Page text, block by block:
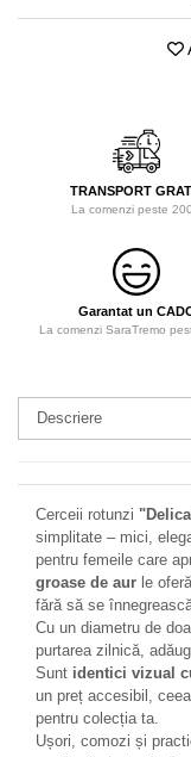
TRANSPORT
La comenzi peste
Garantat un
La comenzi SaraTremo
Descriere
Cerceii rotunzi
simplitate – mici,
pentru femeile care
groase de aur le
fără să se
Cu un diametru de
purtarea zilnică,
Sunt identici vizual
un preț accesibil,
pentru colecția ta.
Ușori, comozi și